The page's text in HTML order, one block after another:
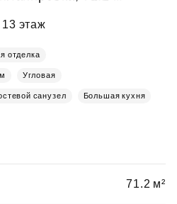
13 этаж
отделка
Угловая
санузел Большая кухня
71.2 м²